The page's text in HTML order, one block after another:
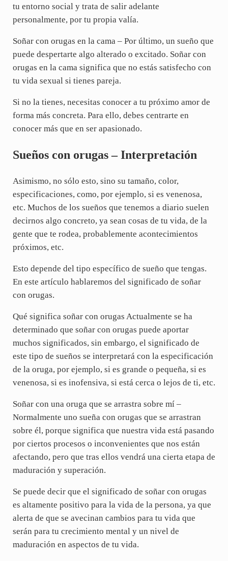
tu entorno social y trata de salir adelante
personalmente, por tu propia valía.
Soñar con orugas en la cama – Por último, un sueño que
puede despertarte algo alterado o excitado. Soñar con
orugas en la cama significa que no estás satisfecho con
tu vida sexual si tienes pareja.
Si no la tienes, necesitas conocer a tu próximo amor de
forma más concreta. Para ello, debes centrarte en
conocer más que en ser apasionado.
Sueños con orugas – Interpretación
Asimismo, no sólo esto, sino su tamaño, color,
especificaciones, como, por ejemplo, si es venenosa,
etc. Muchos de los sueños que tenemos a diario suelen
decirnos algo concreto, ya sean cosas de tu vida, de la
gente que te rodea, probablemente acontecimientos
próximos, etc.
Esto depende del tipo específico de sueño que tengas.
En este artículo hablaremos del significado de soñar
con orugas.
Qué significa soñar con orugas Actualmente se ha
determinado que soñar con orugas puede aportar
muchos significados, sin embargo, el significado de
este tipo de sueños se interpretará con la especificación
de la oruga, por ejemplo, si es grande o pequeña, si es
venenosa, si es inofensiva, si está cerca o lejos de ti, etc.
Soñar con una oruga que se arrastra sobre mí –
Normalmente uno sueña con orugas que se arrastran
sobre él, porque significa que nuestra vida está pasando
por ciertos procesos o inconvenientes que nos están
afectando, pero que tras ellos vendrá una cierta etapa de
maduración y superación.
Se puede decir que el significado de soñar con orugas
es altamente positivo para la vida de la persona, ya que
alerta de que se avecinan cambios para tu vida que
serán para tu crecimiento mental y un nivel de
maduración en aspectos de tu vida.